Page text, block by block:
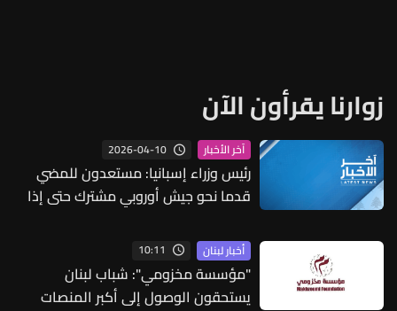
زوارنا يقرأون الآن
آخر الأخبار 2026-04-10
رئيس وزراء إسبانيا: مستعدون للمضي
قدما نحو جيش أوروبي مشترك حتى إذا
أخبار لبنان 10:11
"مؤسسة مخزومي": شباب لبنان
يستحقون الوصول إلى أكبر المنصات